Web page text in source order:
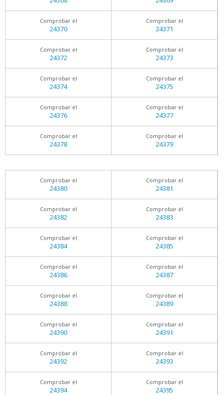
Comprobar el
24370
Comprobar el
24371
Comprobar el
24372
Comprobar el
24373
Comprobar el
24374
Comprobar el
24375
Comprobar el
24376
Comprobar el
24377
Comprobar el
24378
Comprobar el
24379
Comprobar el
24380
Comprobar el
24381
Comprobar el
24382
Comprobar el
24383
Comprobar el
24384
Comprobar el
24385
Comprobar el
24386
Comprobar el
24387
Comprobar el
24388
Comprobar el
24389
Comprobar el
24390
Comprobar el
24391
Comprobar el
24392
Comprobar el
24393
Comprobar el
24394
Comprobar el
24395